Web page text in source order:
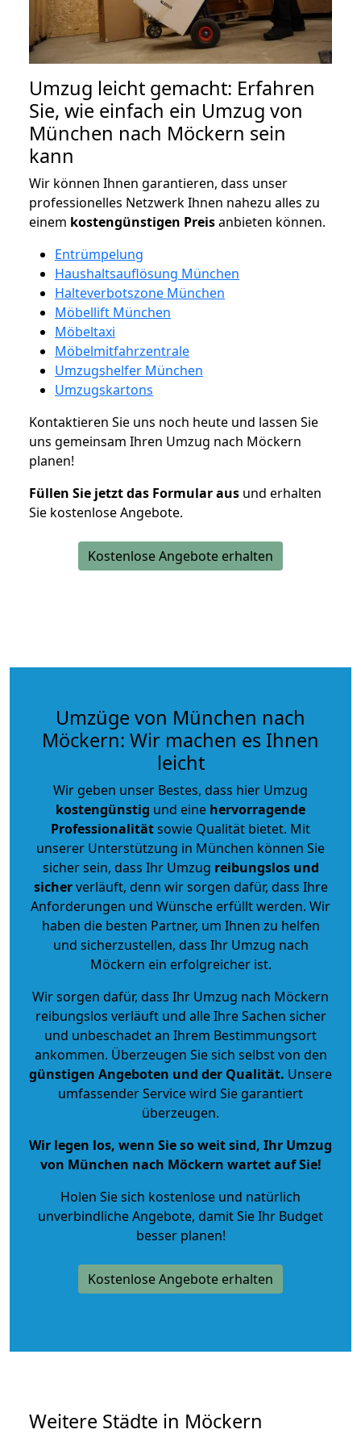
Umzug leicht gemacht: Erfahren
Sie, wie einfach ein Umzug von
München nach Möckern sein
kann
Wir können Ihnen garantieren, dass unser
professionelles Netzwerk Ihnen nahezu alles zu
einem kostengünstigen Preisanbieten können.
Entrümpelung
Haushaltsauflösung München
Halteverbotszone München
Möbellift München
Möbeltaxi
Möbelmitfahrzentrale
Umzugshelfer München
Umzugskartons
Kontaktieren Sie uns noch heute und lassen Sie
uns gemeinsam Ihren Umzug nach Möckern
planen!
Füllen Sie jetzt das Formular aus und erhalten
Sie kostenlose Angebote.
Kostenlose Angebote erhalten
Umzüge von München nach
Möckern: Wir machen es Ihnen
leicht
Wir geben unser Bestes, dass hier Umzug
kostengünstig und eine hervorragende
Professionalitätsowie Qualität bietet. Mit
unserer Unterstützung in München können Sie
sicher sein, dass Ihr Umzug reibungslos und
sicherverläuft, denn wir sorgen dafür, dass Ihre
Anforderungen und Wünsche erfüllt werden. Wir
haben die besten Partner, um Ihnen zu helfen
und sicherzustellen, dass Ihr Umzug nach
Möckern ein erfolgreicher ist.
Wir sorgen dafür, dass Ihr Umzug nach Möckern
reibungslos verläuft und alle Ihre Sachen sicher
und unbeschadet an Ihrem Bestimmungsort
ankommen. Überzeugen Sie sich selbst von den
günstigen Angeboten und der Qualität. Unsere
umfassender Service wird Sie garantiert
überzeugen.
Wir legen los, wenn Sie so weit sind, Ihr Umzug
von München nach Möckern wartet auf Sie!
Holen Sie sich kostenlose und natürlich
unverbindliche Angebote, damit Sie Ihr Budget
besser planen!
Kostenlose Angebote erhalten
Weitere Städte in Möckern